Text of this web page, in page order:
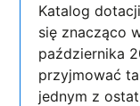
Katalog
się znacząco
października
przyjmować
jednym z